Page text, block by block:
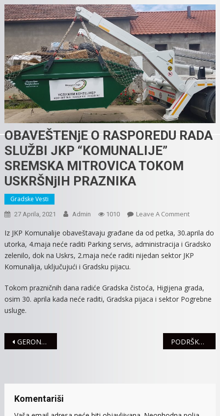
OBAVEŠTENjE O RASPOREDU RADA
SLUŽBI JKP “KOMUNALIJE”
SREMSKA MITROVICA TOKOM
USKRŠNjIH PRAZNIKA
Gradske Vesti
27 Aprila, 2021 Admin 1010 Leave A CommentOn
O
RADA
SREMSKA
USKRŠNjIH
PRAZNIKA
Iz JKP Komunalije obaveštavaju građane da od petka, 30.aprila do
utorka, 4.maja neće raditi Parking servis, administracija i Gradsko
zelenilo, dok na Uskrs, 2.maja neće raditi nijedan sektor JKP
Komunalija, uključujući i Gradsku pijacu.
Tokom prazničnih dana radiće Gradska čistoća, Higijena grada,
osim 30. aprila kada neće raditi, Gradska pijaca i sektor Pogrebne
usluge.
Navigacija
GERONTOLOŠKI CENTAR U RUMI PRIMER ODGOVORNOG PONAŠANjA TOKOM EPIDEMIJE PODRŠKA ŽENSKOM PREDUZETNIŠTVU SA SVIH NIVOA VLASTI
Komentariši